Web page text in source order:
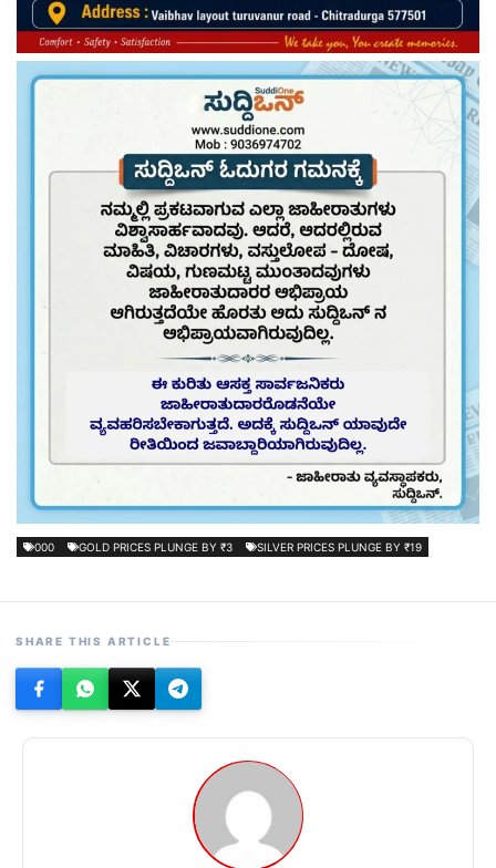
000 GOLD PRICES PLUNGE BY ₹3 SILVER PRICES PLUNGE BY ₹19
SHARE THIS ARTICLE